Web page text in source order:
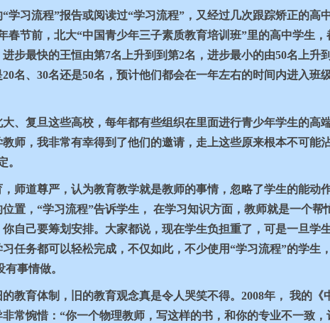
“学习流程”报告或阅读过“学习流程”，又经过几次跟踪矫正的高
春节前，北大“中国青少年三子素质教育培训班”里的高中学生
步最快的王恒由第7名上升到到第2名，进步最小的由50名上升
20名、 30名还是50名，预计他们都会在一年左右的时间内进入班
大、复旦这些高校，每年都有些组织在里面进行青少年学生的高
师，我非常有幸得到了他们的邀请，走上这些原来根本不可能
。
师道尊严，认为教育教学就是教师的事情，忽略了学生的能动
置，“学习流程”告诉学生， 在学习知识方面，教师就是一个
自己要筹划安排。大家都说，现在学生负担重了，可是一旦学
任务都可以轻松完成，不仅如此，不少使用“学习流程”的学生
事情做。
教育体制，旧的教育观念真是令人哭笑不得。 2008年， 我的《
常惋惜：“你一个物理教师，写这样的书，和你的专业不一致